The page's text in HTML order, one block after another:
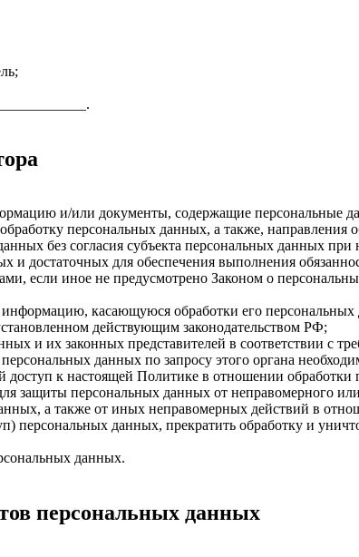
и/или документы, содержащие персональные
персональных данных, а также,
без согласия субъекта персональных данных
и достаточных для обеспечения выполнения
если иное не предусмотрено Законом о
касающуюся обработки его
действующим законодательством РФ;
и их законных представителей в соответствии с
данных по запросу этого органа
к настоящей Политике в отношении обработки
защиты персональных данных от неправомерного
а также от иных неправомерных действий в
персональных данных, прекратить обработку и
данных.
персональных данных